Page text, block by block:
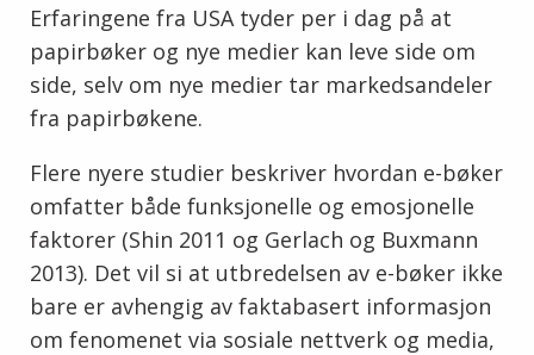
Erfaringene fra USA tyder per i dag på at
papirbøker og nye medier kan leve side om
side, selv om nye medier tar markedsandeler
fra papirbøkene.
Flere nyere studier beskriver hvordan e-bøker
omfatter både funksjonelle og emosjonelle
faktorer (Shin 2011 og Gerlach og Buxmann
2013). Det vil si at utbredelsen av e-bøker ikke
bare er avhengig av faktabasert informasjon
om fenomenet via sosiale nettverk og media,